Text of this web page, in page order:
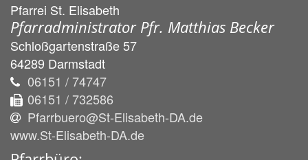
Pfarrei St. Elisabeth
Pfarradministrator Pfr. Matthias Becker
Schloßgartenstraße 57
64289 Darmstadt
06151 / 74747
06151 / 732586
Pfarrbuero@St-Elisabeth-DA.de
www.St-Elisabeth-DA.de